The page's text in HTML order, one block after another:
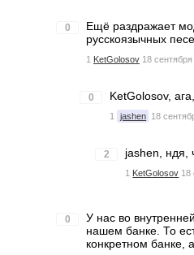
0
Ещё раздражает
русскоязычных
1 KetGolosov 18
0 KetGolosov,
1 jashen 18
2 jashen, ндя,
1 KetGolosov 18
0
У нас во
нашем банке. То
конкретном банке,